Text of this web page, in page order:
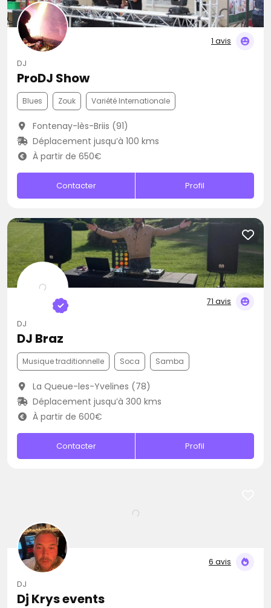
1 avis
DJ
ProDJ Show
Blues Zouk Variété Internationale
Fontenay-lès-Briis (91)
Déplacement jusqu’à 100 kms
À partir de 650€
Contacter Profil
71 avis
DJ
DJ Braz
Musique traditionnelle Soca Samba
La Queue-les-Yvelines (78)
Déplacement jusqu’à 300 kms
À partir de 600€
Contacter Profil
6 avis
DJ
Dj Krys events